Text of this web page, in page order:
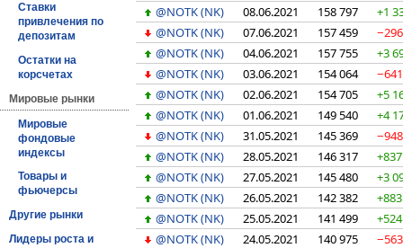
Ставки
привлечения по
депозитам
Остатки на
корсчетах
Мировые рынки
Мировые
фондовые
индексы
Товары и
фьючерсы
Другие рынки
Лидеры роста и
@NOTK (NK)
08.06.2021 158 797
+1
@NOTK (NK)
07.06.2021 157 459
−296
@NOTK (NK)
04.06.2021 157 755
+3
@NOTK (NK)
03.06.2021 154 064
−641
@NOTK (NK)
02.06.2021 154 705
+5
@NOTK (NK)
01.06.2021 149 540
+4
@NOTK (NK)
31.05.2021 145 369
−948
@NOTK (NK)
28.05.2021 146 317
+837
@NOTK (NK)
27.05.2021 145 480
+3
@NOTK (NK)
26.05.2021 142 382
+883
@NOTK (NK)
25.05.2021 141 499
+524
@NOTK (NK)
24.05.2021 140 975
−563